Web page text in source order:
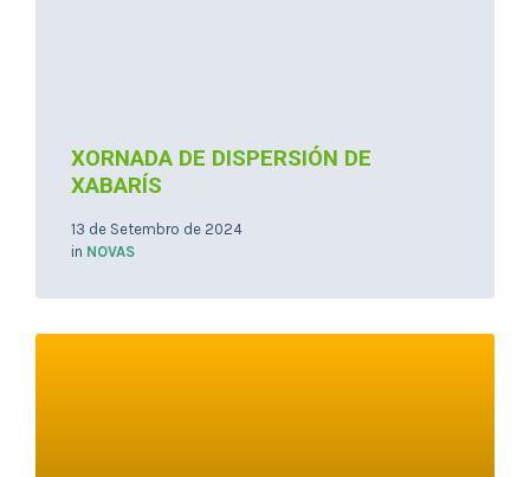
XORNADA DE DISPERSIÓN DE
XABARÍS
13 de Setembro de 2024
in NOVAS
Read